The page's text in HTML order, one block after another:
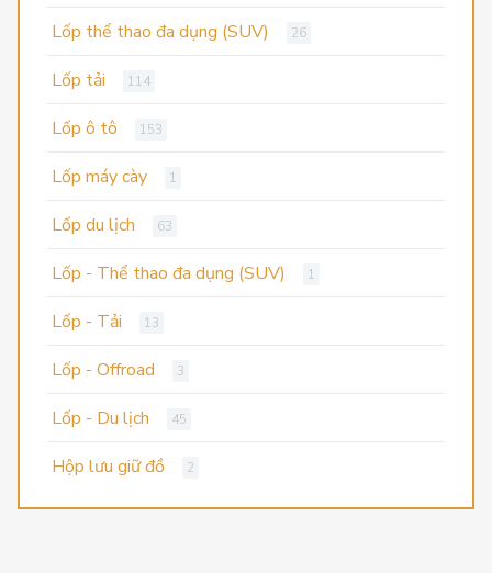
Lốp thể thao đa dụng (SUV) 26
Lốp tải 114
Lốp ô tô 153
Lốp máy cày 1
Lốp du lịch 63
Lốp - Thể thao đa dụng (SUV) 1
Lốp - Tải 13
Lốp - Offroad 3
Lốp - Du lịch 45
Hộp lưu giữ đồ 2